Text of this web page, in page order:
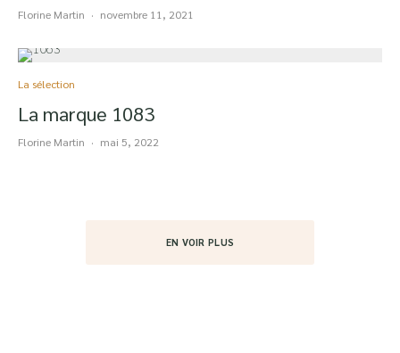
Florine Martin · novembre 11, 2021
La sélection
La marque 1083
Florine Martin · mai 5, 2022
EN VOIR PLUS